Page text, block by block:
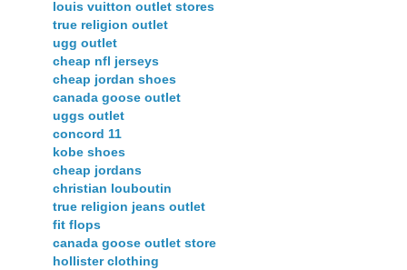
louis vuitton outlet stores
true religion outlet
ugg outlet
cheap nfl jerseys
cheap jordan shoes
canada goose outlet
uggs outlet
concord 11
kobe shoes
cheap jordans
christian louboutin
true religion jeans outlet
fit flops
canada goose outlet store
hollister clothing